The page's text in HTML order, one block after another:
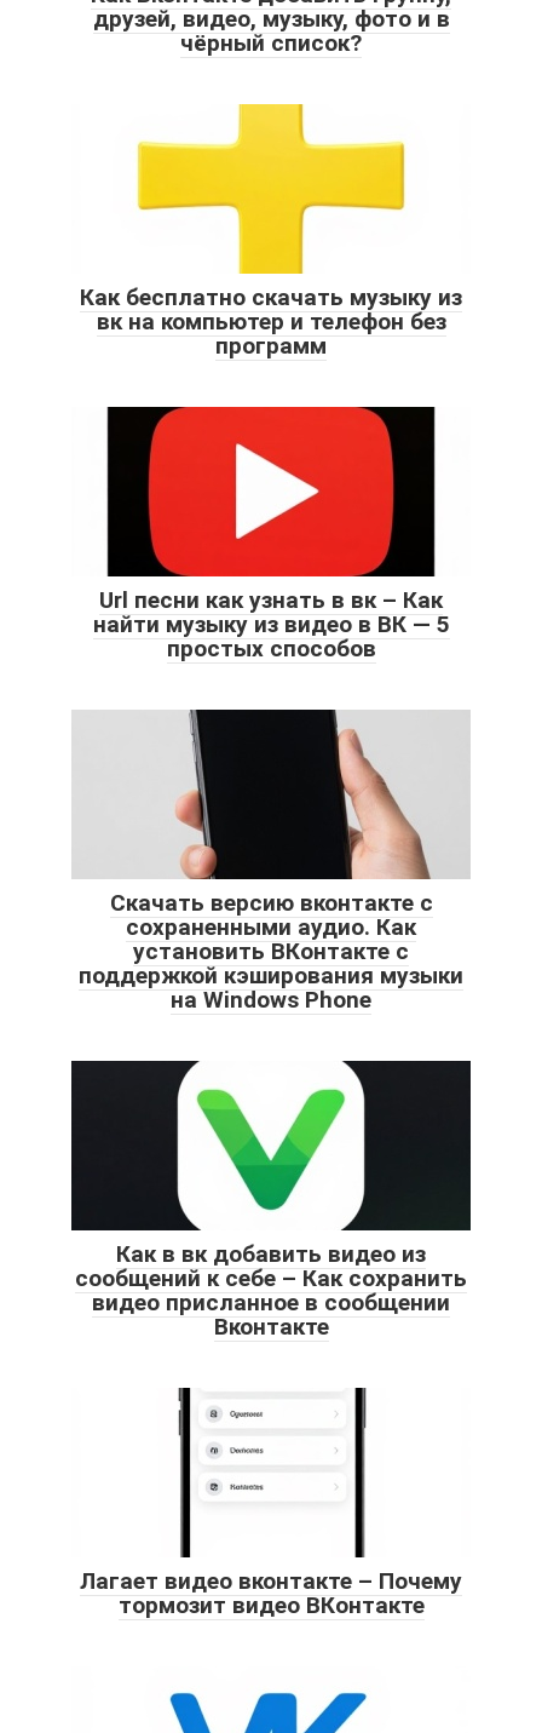
друзей, видео, музыку, фото и в
чёрный список?
Как бесплатно скачать музыку из
вк на компьютер и телефон без
программ
Url песни как узнать в вк – Как
найти музыку из видео в ВК — 5
простых способов
Скачать версию вконтакте с
сохраненными аудио. Как
установить ВКонтакте с
поддержкой кэширования музыки
на Windows Phone
Как в вк добавить видео из
сообщений к себе – Как сохранить
видео присланное в сообщении
Вконтакте
Лагает видео вконтакте – Почему
тормозит видео ВКонтакте